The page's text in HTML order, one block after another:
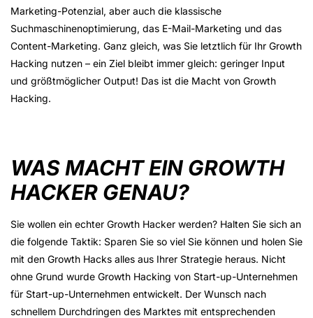
Marketing-Potenzial, aber auch die klassische
Suchmaschinenoptimierung, das E-Mail-Marketing und das
Content-Marketing. Ganz gleich, was Sie letztlich für Ihr Growth
Hacking nutzen – ein Ziel bleibt immer gleich: geringer Input
und größtmöglicher Output! Das ist die Macht von Growth
Hacking.
WAS MACHT EIN GROWTH
HACKER GENAU?
Sie wollen ein echter Growth Hacker werden? Halten Sie sich an
die folgende Taktik: Sparen Sie so viel Sie können und holen Sie
mit den Growth Hacks alles aus Ihrer Strategie heraus. Nicht
ohne Grund wurde Growth Hacking von Start-up-Unternehmen
für Start-up-Unternehmen entwickelt. Der Wunsch nach
schnellem Durchdringen des Marktes mit entsprechenden